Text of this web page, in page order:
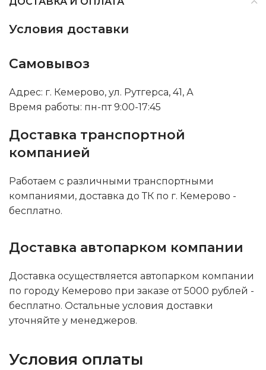
Условия доставки
Самовывоз
Адрес: г. Кемерово, ул. Рутгерса, 41, А
Время работы: пн-пт 9:00-17:45
Доставка транспортной
компанией
Работаем с различными транспортными
компаниями, доставка до ТК по г. Кемерово -
бесплатно.
Доставка автопарком компании
Доставка осуществляется автопарком компании
по городу Кемерово при заказе от 5000 рублей -
бесплатно. Остальные условия доставки
уточняйте у менеджеров.
Условия оплаты